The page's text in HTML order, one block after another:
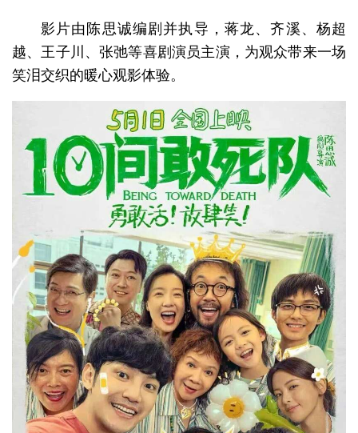
影片由陈思诚编剧并执导，蒋龙、齐溪、杨超
越、王子川、张弛等喜剧演员主演，为观众带来一场
笑泪交织的暖心观影体验。